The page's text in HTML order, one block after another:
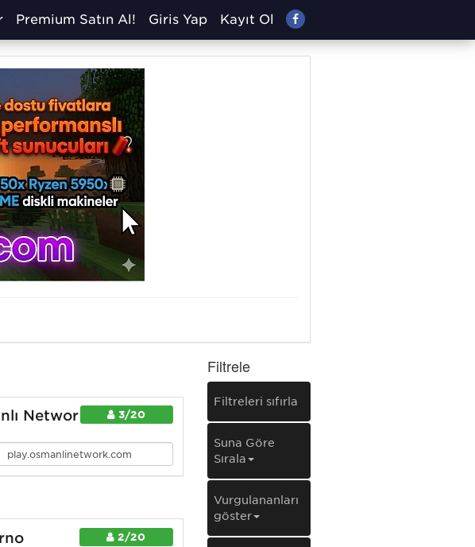
Premium Satın Al! Giriş Yap Kayıt Ol
3/20
Networ
2/20
Filtrele
Filtreleri sıfırla
Şuna Göre
Sırala
Vurgulananları
göster